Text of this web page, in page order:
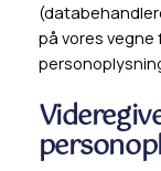
på vores vegne